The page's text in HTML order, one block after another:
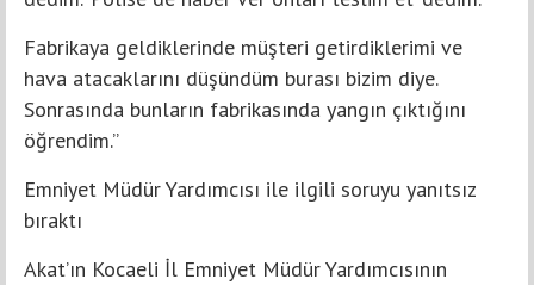
Fabrikaya geldiklerinde müşteri getirdiklerimi ve
hava atacaklarını düşündüm burası bizim diye.
Sonrasında bunların fabrikasında yangın çıktığını
öğrendim.”
Emniyet Müdür Yardımcısı ile ilgili soruyu yanıtsız
bıraktı
Akat’ın Kocaeli İl Emniyet Müdür Yardımcısının